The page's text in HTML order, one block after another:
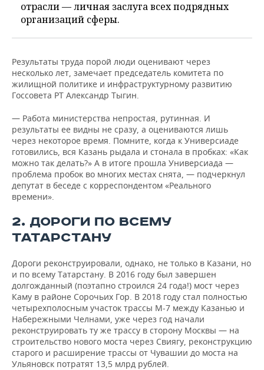
отрасли — личная заслуга всех подрядных
организаций сферы.
Результаты труда порой люди оценивают через
несколько лет, замечает председатель комитета по
жилищной политике и инфраструктурному развитию
Госсовета РТ Александр Тыгин.
— Работа министерства непростая, рутинная. И
результаты ее видны не сразу, а оцениваются лишь
через некоторое время. Помните, когда к Универсиаде
готовились, вся Казань рыдала и стонала в пробках: «Как
можно так делать?» А в итоге прошла Универсиада —
проблема пробок во многих местах снята, — подчеркнул
депутат в беседе с корреспондентом «Реального
времени».
2. ДОРОГИ ПО ВСЕМУ
ТАТАРСТАНУ
Дороги реконструировали, однако, не только в Казани, но
и по всему Татарстану. В 2016 году был завершен
долгожданный (поэтапно строился 24 года!) мост через
Каму в районе Сорочьих Гор. В 2018 году стал полностью
четырехполосным участок трассы М-7 между Казанью и
Набережными Челнами, уже через год начали
реконструировать ту же трассу в сторону Москвы — на
строительство нового моста через Свиягу, реконструкцию
старого и расширение трассы от Чувашии до моста на
Ульяновск потратят 13,5 млрд рублей.